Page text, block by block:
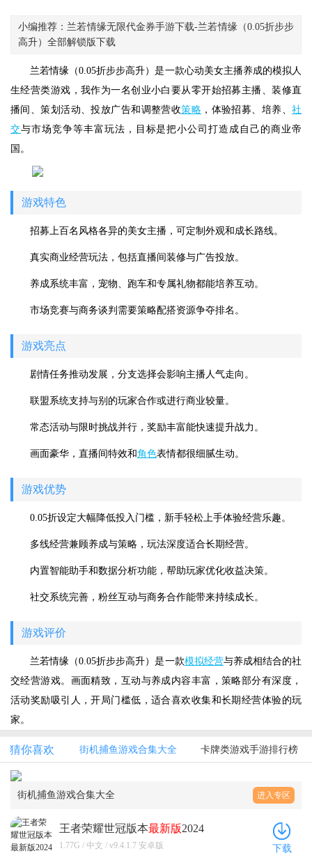
小编推荐：兰若情缘无限代金券手游下载-兰若情缘（0.05折步步
高升）全部解锁版下载
兰若情缘（0.05折步步高升）是一款心动美女主播养成的模拟人
生经营类游戏，我作为一名创业小白要从零开始招募主播、装修直
播间、策划活动、投放广告和调整营收策略 ，体验招募、培养、社
交与市场竞争等丰富玩法，目标是把小公司打造成自己的商业帝
国。
游戏特色
招募上百名风格各异的美女主播，可定制外观和成长路线。
真实商业经营玩法，包括直播间装修与广告投放。
养成系统丰富，宠物、跑车和专属礼物都能培养互动。
市场竞赛与商务谈判需要策略配搭资源争夺排名。
游戏亮点
剧情任务推动发展，分支选择会影响主播人气走向。
联盟系统支持与别的玩家合作或进行商业较量。
常态活动与限时挑战并行，奖励丰富能快速提升战力。
画面豪华，直播间特效和角色表情都很细腻生动。
游戏优势
0.05折设定大幅降低投入门槛，新手轻松上手体验经营乐趣。
多线经营兼顾养成与策略，玩法深度适合长期经营。
内置智能助手和数据分析功能，帮助玩家优化收益决策。
社交系统完善，粉丝互动与商务合作能带来持续成长。
游戏评价
兰若情缘（0.05折步步高升）是一款模拟经营与养成相结合的社
交经营游戏。画面精致，互动与养成内容丰富，策略部分有深度，
活动奖励吸引人，开局门槛低，适合喜欢收集和长期经营体验的玩
家。
猜你喜欢 街机捕鱼游戏合集大全 卡牌类游戏手游排行榜
街机捕鱼游戏合集大全 进入专区
王者荣耀世冠版本最新版2024
1.77G / 中文 / v9.4.1.7 安卓版 下载